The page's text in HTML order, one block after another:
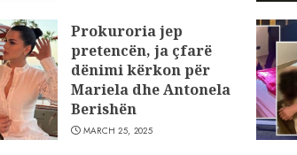
JULY 24, 2025
Prokuroria jep
pretencën, ja çfarë
dënimi kërkon për
Mariela dhe Antonela
Berishën
MARCH 25, 2025